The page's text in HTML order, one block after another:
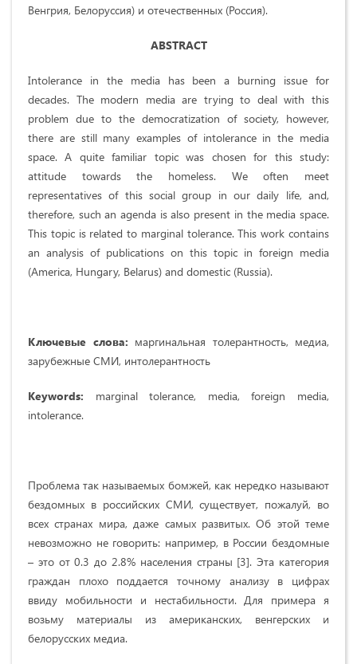
Венгрия, Белоруссия) и отечественных (Россия).
ABSTRACT
Intolerance in the media has been a burning issue for
decades. The modern media are trying to deal with this
problem due to the democratization of society, however,
there are still many examples of intolerance in the media
space. A quite familiar topic was chosen for this study:
attitude towards the homeless. We often meet
representatives of this social group in our daily life, and,
therefore, such an agenda is also present in the media space.
This topic is related to marginal tolerance. This work contains
an analysis of publications on this topic in foreign media
(America, Hungary, Belarus) and domestic (Russia).
Ключевые слова: маргинальная толерантность, медиа,
зарубежные СМИ, интолерантность
Keywords: marginal tolerance, media, foreign media,
intolerance.
Проблема так называемых бомжей, как нередко называют
бездомных в российских СМИ, существует, пожалуй, во
всех странах мира, даже самых развитых. Об этой теме
невозможно не говорить: например, в России бездомные
– это от 0.3 до 2.8% населения страны [3]. Эта категория
граждан плохо поддается точному анализу в цифрах
ввиду мобильности и нестабильности. Для примера я
возьму материалы из американских, венгерских и
белорусских медиа.